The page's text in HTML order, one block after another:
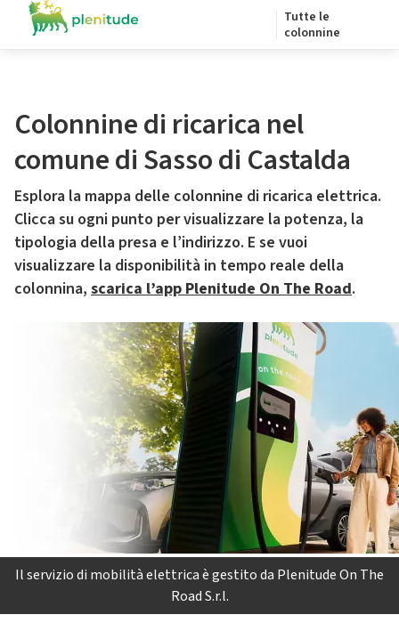
Tutte le
colonnine
Colonnine di ricarica nel
comune di Sasso di Castalda
Esplora la mappa delle colonnine di ricarica elettrica.
Clicca su ogni punto per visualizzare la potenza, la
tipologia della presa e l’indirizzo. E se vuoi
visualizzare la disponibilità in tempo reale della
colonnina, scarica l’app Plenitude On The Road.
Il servizio di mobilità elettrica è gestito da Plenitude On The
Road S.r.l.